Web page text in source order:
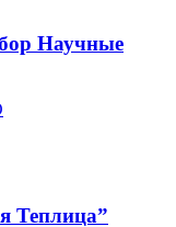
Научные
Теплица”